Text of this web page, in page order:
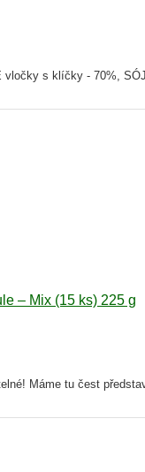
vločky s klíčky - 70%,
– Mix (15 ks) 225 g
Máme tu čest